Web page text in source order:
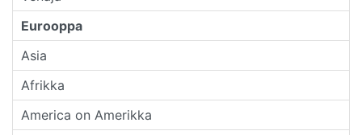
Eurooppa
Asia
Afrikka
America on Amerikka